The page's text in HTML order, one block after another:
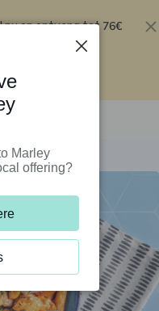
nu en ontvang tot 76€
Marley
offering?